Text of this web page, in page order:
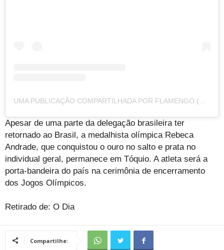
UMA PUBLICAÇÃO COMPARTILHADA POR FLAMENGO (@FLAMENGO)
Apesar de uma parte da delegação brasileira ter
retornado ao Brasil, a medalhista olímpica Rebeca
Andrade, que conquistou o ouro no salto e prata no
individual geral, permanece em Tóquio. A atleta será a
porta-bandeira do país na cerimônia de encerramento
dos Jogos Olímpicos.
Retirado de: O Dia
Compartilhe: